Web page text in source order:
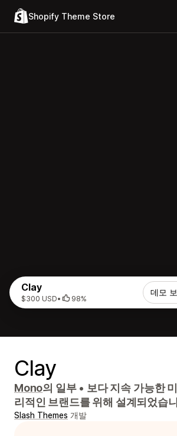
Shopify Theme Store
Clay
$300 USD• 98%
데모
Clay
Mono의 일부 • 보다 지속 가능한
리적인 브랜드를 위해 설계되었습
Slash Themes 개발